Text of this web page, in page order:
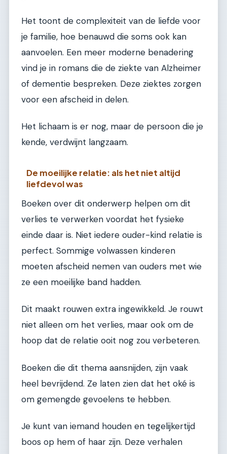
Het toont de complexiteit van de liefde voor
je familie, hoe benauwd die soms ook kan
aanvoelen. Een meer moderne benadering
vind je in romans die de ziekte van Alzheimer
of dementie bespreken. Deze ziektes zorgen
voor een afscheid in delen.
Het lichaam is er nog, maar de persoon die je
kende, verdwijnt langzaam.
De moeilijke relatie: als het niet altijd
liefdevol was
Boeken over dit onderwerp helpen om dit
verlies te verwerken voordat het fysieke
einde daar is. Niet iedere ouder-kind relatie is
perfect. Sommige volwassen kinderen
moeten afscheid nemen van ouders met wie
ze een moeilijke band hadden.
Dit maakt rouwen extra ingewikkeld. Je rouwt
niet alleen om het verlies, maar ook om de
hoop dat de relatie ooit nog zou verbeteren.
Boeken die dit thema aansnijden, zijn vaak
heel bevrijdend. Ze laten zien dat het oké is
om gemengde gevoelens te hebben.
Je kunt van iemand houden en tegelijkertijd
boos op hem of haar zijn. Deze verhalen